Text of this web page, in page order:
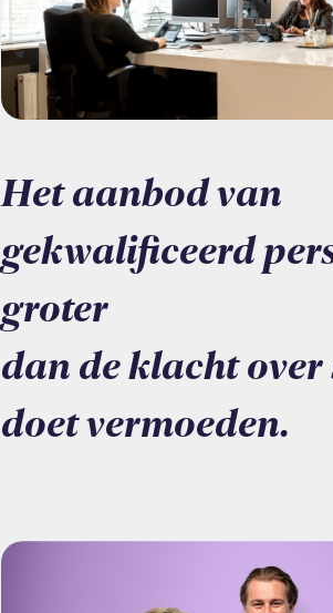
Het aanbod van
gekwalificeerd
groter
dan de klacht over
doet vermoeden.